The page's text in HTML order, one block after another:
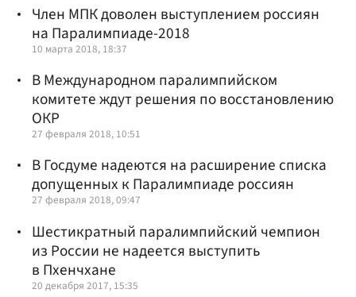
Член МПК доволен выступлением россиян
на Паралимпиаде-2018
10 марта 2018, 18:37
В Международном паралимпийском
комитете ждут решения по восстановлению
ОКР
27 февраля 2018, 10:51
В Госдуме надеются на расширение списка
допущенных к Паралимпиаде россиян
27 февраля 2018, 09:47
Шестикратный паралимпийский чемпион
из России не надеется выступить
в Пхенчхане
20 декабря 2017, 15:35